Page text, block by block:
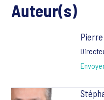
Auteur(s)